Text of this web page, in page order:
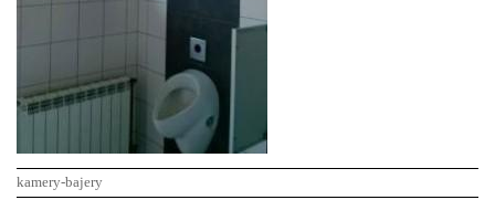
kamery-bajery